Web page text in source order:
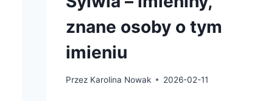
znane osoby o tym
imieniu
Przez Karolina Nowak 2026-02-11